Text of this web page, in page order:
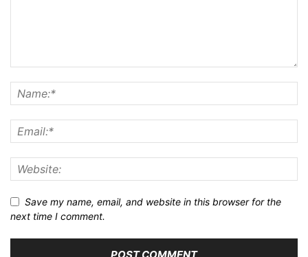
Save my name, email, and website in this browser for the
next time I comment.